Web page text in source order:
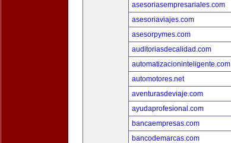
asesoriasempresariales.com
asesoriaviajes.com
asesorpymes.com
auditoriasdecalidad.com
automatizacioninteligente.com
automotores.net
aventurasdeviaje.com
ayudaprofesional.com
bancaempresas.com
bancodemarcas.com